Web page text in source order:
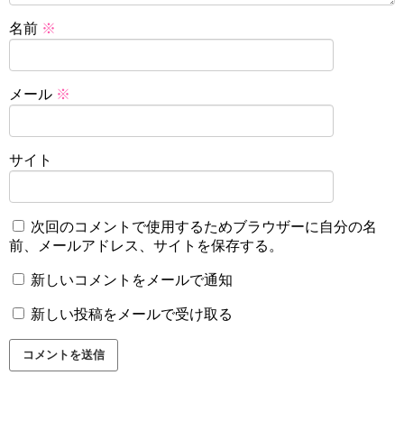
名前 ※
メール ※
サイト
次回のコメントで使用するためブラウザーに自分の名
前、メールアドレス、サイトを保存する。
新しいコメントをメールで通知
新しい投稿をメールで受け取る